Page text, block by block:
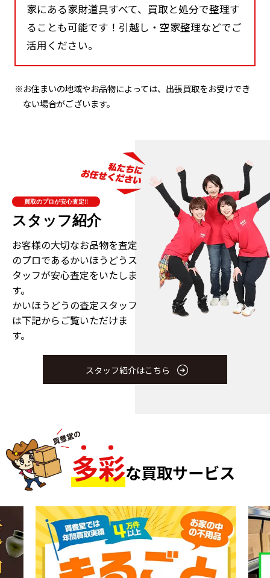
家にある家財道具すべて、買取と処分で整理す
ることも可能です！引越し・空家整理などでご
活用ください。
※お住まいの地域やお品物によっては、出張買取をお受けでき
ない場合がございます。
買取のプロが安心査定!!
スタッフ紹介
お客様の大切なお品物を査定
のプロであるかいほうどうス
タッフが安心査定をいたしま
す。
かいほうどうの査定スタッフ
は下記からご覧いただけま
す。
スタッフ紹介はこちら
多彩な買取サービス